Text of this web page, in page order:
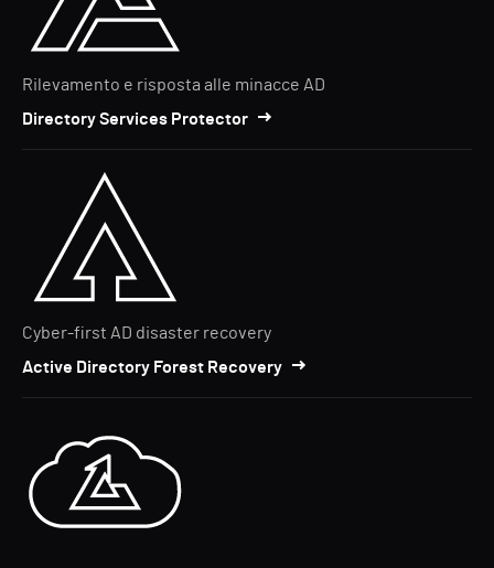
Rilevamento e risposta alle minacce AD
Directory Services Protector
Cyber-first AD disaster recovery
Active Directory Forest Recovery